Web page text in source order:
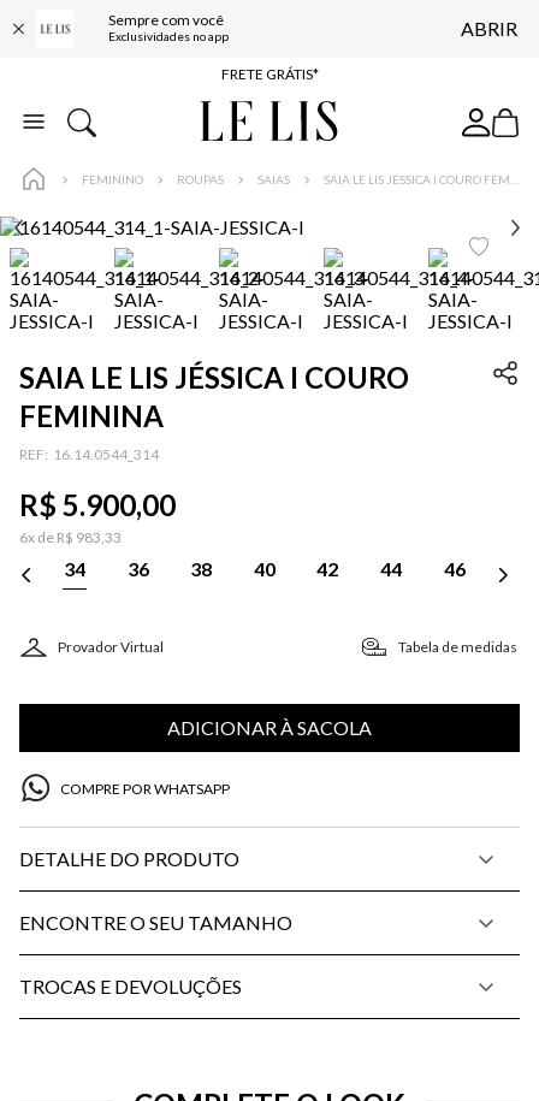
Sempre com você
Exclusividades no app ABRIR
ENTREGA EXPRESSA*
FRETE GRÁTIS*
BAIXE O APP
FEMININO ROUPAS SAIAS
SAIA LE LIS JÉSSICA I COURO
FEMININA
: 16.14.0544_314
R$ 5.900,00
6x de R$ 983,33
34 36 38 40 42 44 46
Provador Virtual Tabela de medidas
ADICIONAR À SACOLA
COMPRE POR WHATSAPP
DETALHE DO PRODUTO
ENCONTRE O SEU TAMANHO
TROCAS E DEVOLUÇÕES